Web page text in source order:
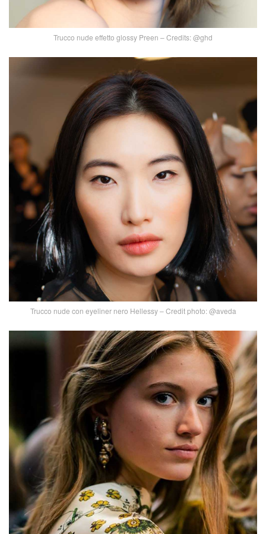
Trucco nude effetto glossy Preen – Credits: @ghd
Trucco nude con eyeliner nero Hellessy – Credit photo: @aveda